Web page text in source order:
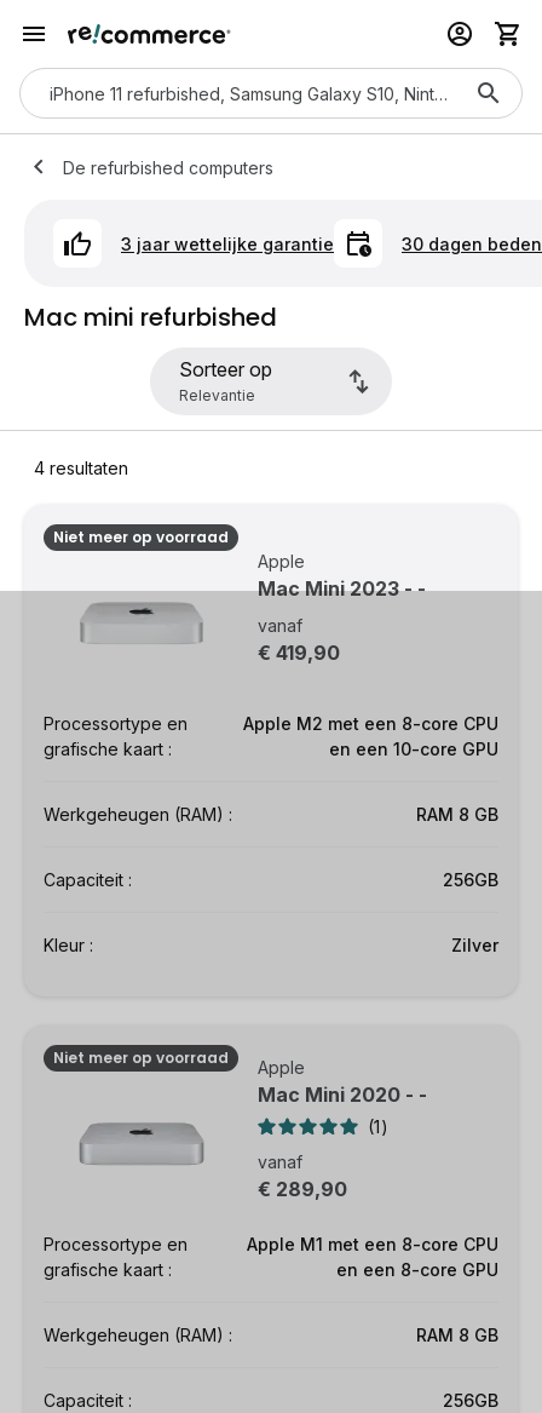
De refurbished computers
3 jaar wettelijke garantie 30 dagen
Mac mini refurbished
Sorteer op
4 resultaten
Niet meer op voorraad
Apple
Mac Mini 2023 - -
vanaf
€ 419,90
Processortype en
grafische kaart :
Apple M2 met een 8-core CPU
en een 10-core GPU
Werkgeheugen (RAM) : RAM 8 GB
Capaciteit : 256GB
Kleur : Zilver
Niet meer op voorraad Apple
Mac Mini 2020 - -
1
vanaf
€ 289,90
Processortype en
grafische kaart :
Apple M1 met een 8-core CPU
en een 8-core GPU
Werkgeheugen (RAM) : RAM 8 GB
Capaciteit : 256GB